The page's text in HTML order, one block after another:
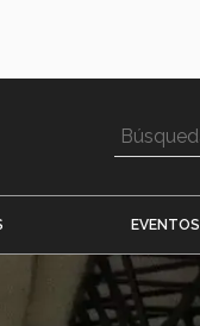
EVENTOS